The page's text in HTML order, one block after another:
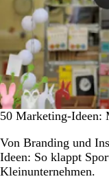
50 Marketing-Ideen:
Von Branding und
Ideen: So klappt
Kleinunternehmen.